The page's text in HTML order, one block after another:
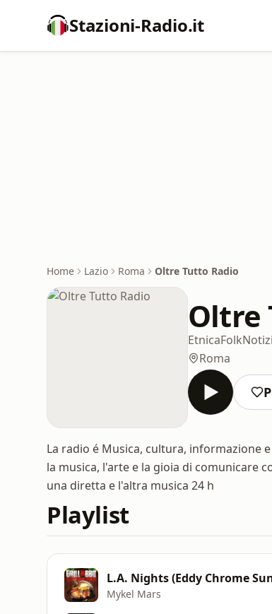
Stazioni-Radio.it
Home Lazio Roma Oltre Tutto Radio
Oltre
EtnicaFolk
Roma
La radio é Musica, cultura, informazione
la musica, l'arte e la gioia di comunicare
una diretta e l'altra musica 24 h
Playlist
L.A. Nights (Eddy Chrome
Mykel Mars